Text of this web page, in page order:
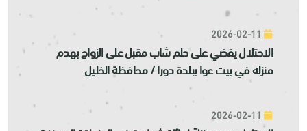
الاحتلال يقضي على حلم شاب مقبل على الزواج بهدم
منزله في بيت عوا ببلدة دورا / محافظة الخليل